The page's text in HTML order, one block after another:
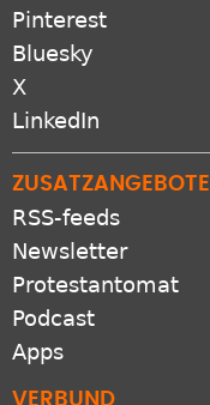
Pinterest
Bluesky
X
LinkedIn
ZUSATZANGEBOTE
RSS-feeds
Newsletter
Protestantomat
Podcast
Apps
VERBUND